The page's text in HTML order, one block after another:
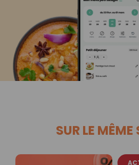
SUR LE MÊME